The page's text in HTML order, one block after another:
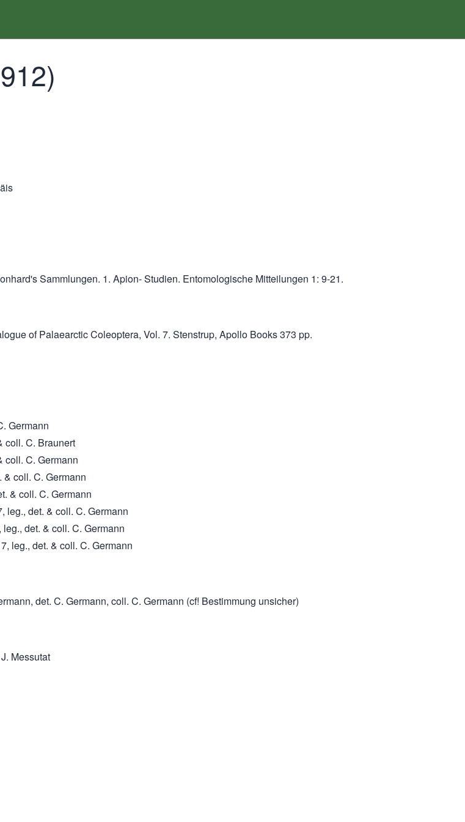
Sammlungen. 1. Apion- Studien. Entomologische Mitteilungen 1: 9-21.
of Palaearctic Coleoptera, Vol. 7. Stenstrup, Apollo Books 373 pp.
Germann
coll. C. Braunert
coll. C. Germann
coll. C. Germann
& coll. C. Germann
leg., det. & coll. C. Germann
det. & coll. C. Germann
leg., det. & coll. C. Germann
det. C. Germann, coll. C. Germann (cf! Bestimmung unsicher)
Messutat